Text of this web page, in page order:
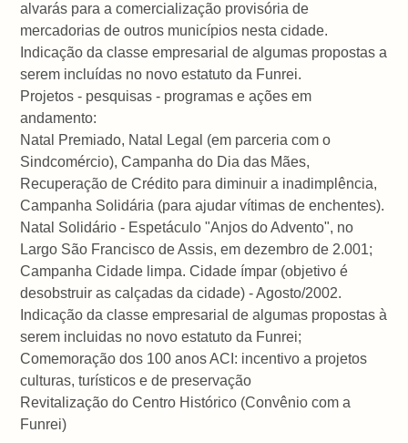
alvarás para a comercialização provisória de
mercadorias de outros municípios nesta cidade.
Indicação da classe empresarial de algumas propostas a
serem incluídas no novo estatuto da Funrei.
Projetos - pesquisas - programas e ações em
andamento:
Natal Premiado, Natal Legal (em parceria com o
Sindcomércio), Campanha do Dia das Mães,
Recuperação de Crédito para diminuir a inadimplência,
Campanha Solidária (para ajudar vítimas de enchentes).
Natal Solidário - Espetáculo "Anjos do Advento", no
Largo São Francisco de Assis, em dezembro de 2.001;
Campanha Cidade limpa. Cidade ímpar (objetivo é
desobstruir as calçadas da cidade) - Agosto/2002.
Indicação da classe empresarial de algumas propostas à
serem incluidas no novo estatuto da Funrei;
Comemoração dos 100 anos ACI: incentivo a projetos
culturas, turísticos e de preservação
Revitalização do Centro Histórico (Convênio com a
Funrei)